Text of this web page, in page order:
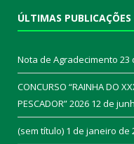
ÚLTIMAS PUBLICAÇÕES
Nota de Agradecimento 23
CONCURSO “RAINHA DO
PESCADOR” 2026 12 de
(sem título) 1 de janeiro de